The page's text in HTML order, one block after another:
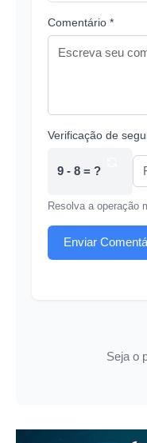
Comentário *
Verificação de
9 - 8 = ?
Resolva a operação
Enviar
Seja o